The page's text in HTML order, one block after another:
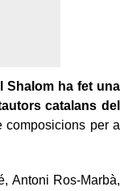
Shalom ha fet una
catalans del
composicions per a
Antoni Ros-Marbà,